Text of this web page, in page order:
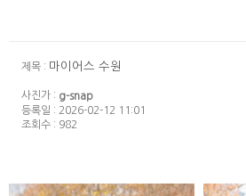
제목 : 마이어스 수원
사진가 : g-snap
등록일 : 2026-02-12 11:01
조회수 : 982